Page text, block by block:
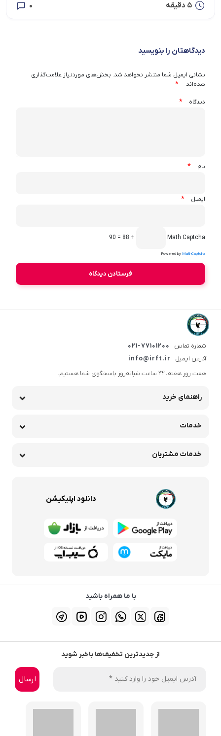
5 دقیقه 0
دیدگاهتان را بنویسید
نشانی ایمیل شما منتشر نخواهد شد. بخش‌های موردنیاز علامت‌گذاری
شده‌اند
*
دیدگاه *
نام *
ایمیل *
Math Captcha
+ 88 = 90
Powered by MathCaptcha
شماره تماس
021-77101200
آدرس ایمیل
info@irft.ir
هفت روز هفته، ۲۴ ساعت شبانه‌روز پاسخگوی شما هستیم.
راهنمای خرید
خدمات
خدمات مشتریان
دانلود اپلیکیشن
با ما همراه باشید
از جدیدترین تخفیف‌ها باخبر شوید